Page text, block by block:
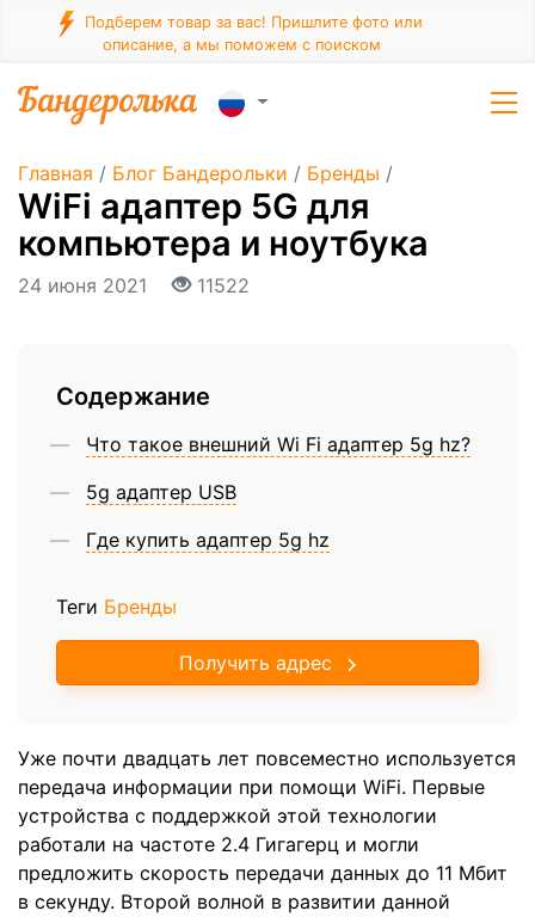
Подберем товар за вас! Пришлите фото или
описание, а мы поможем с поиском
Главная / Блог Бандерольки / Бренды /
WiFi адаптер 5G для
компьютера и ноутбука
24 июня 2021 11522
Содержание
Что такое внешний Wi Fi адаптер 5g hz?
5g адаптер USB
Где купить адаптер 5g hz
Теги Бренды
Получить адрес
Уже почти двадцать лет повсеместно используется
передача информации при помощи WiFi. Первые
устройства с поддержкой этой технологии
работали на частоте 2.4 Гигагерц и могли
предложить скорость передачи данных до 11 Мбит
в секунду. Второй волной в развитии данной